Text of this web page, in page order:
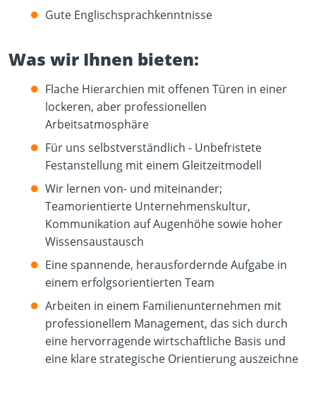
Gute Englischsprachkenntnisse
Was wir Ihnen bieten:
Flache Hierarchien mit offenen Türen in einer
lockeren, aber professionellen
Arbeitsatmosphäre
Für uns selbstverständlich - Unbefristete
Festanstellung mit einem Gleitzeitmodell
Wir lernen von- und miteinander;
Teamorientierte Unternehmenskultur,
Kommunikation auf Augenhöhe sowie hoher
Wissensaustausch
Eine spannende, herausfordernde Aufgabe in
einem erfolgsorientierten Team
Arbeiten in einem Familienunternehmen mit
professionellem Management, das sich durch
eine hervorragende wirtschaftliche Basis und
eine klare strategische Orientierung auszeichne